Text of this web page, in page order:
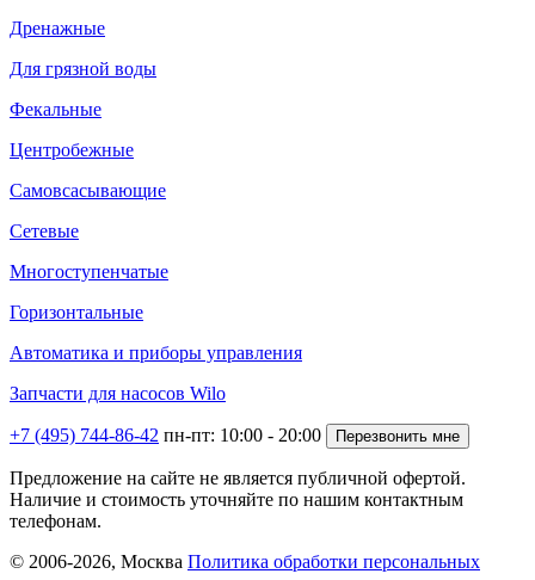
Дренажные
Для грязной воды
Фекальные
Центробежные
Самовсасывающие
Сетевые
Многоступенчатые
Горизонтальные
Автоматика и приборы управления
Запчасти для насосов Wilo
+7 (495) 744-86-42 пн-пт: 10:00 - 20:00 Перезвонить мне
Предложение на сайте не является публичной офертой.
Наличие и стоимость уточняйте по нашим контактным
телефонам.
© 2006-2026, Москва Политика обработки персональных